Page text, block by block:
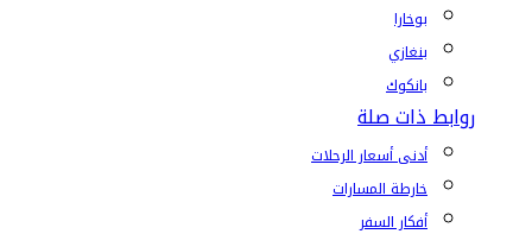
بوخارا
بنغازي
بانكوك
روابط ذات صلة
أدنى أسعار الرحلات
خارطة المسارات
أفكار السفر